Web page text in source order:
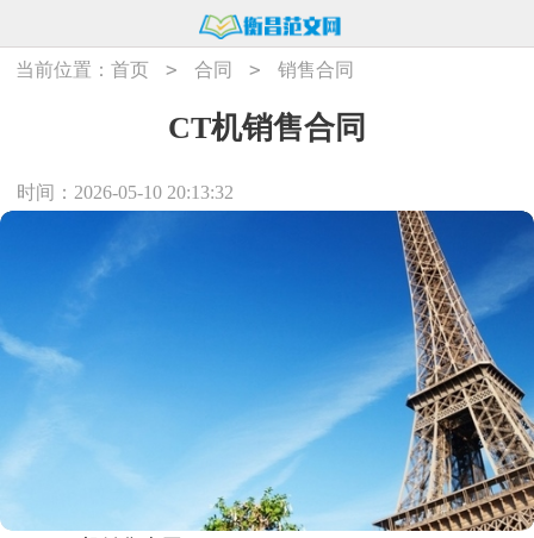
当前位置：首页 > 合同 > 销售合同
CT机销售合同
时间：2026-05-10 20:13:32